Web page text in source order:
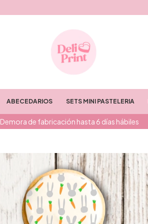
Demora de fabricación hasta 6 días hábiles
ABECEDARIOS SETS MINI PASTELERIA